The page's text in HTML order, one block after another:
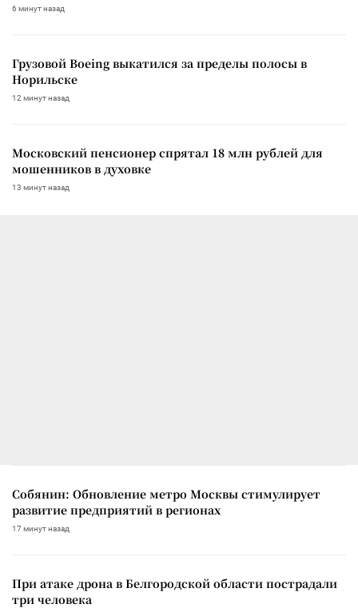
6 минут назад
Грузовой Boeing выкатился за пределы полосы в
Норильске
12 минут назад
Московский пенсионер спрятал 18 млн рублей для
мошенников в духовке
13 минут назад
Собянин: Обновление метро Москвы стимулирует
развитие предприятий в регионах
17 минут назад
При атаке дрона в Белгородской области пострадали
три человека